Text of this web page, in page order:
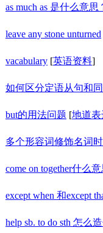
as much as 是什么意
leave any stone unturned
vacabulary [英语资料]
如何区分定语从句和
but的用法问题 [地道表
多个形容词修饰名词
come on together什么
except when 和except
help sb. to do sth 怎么